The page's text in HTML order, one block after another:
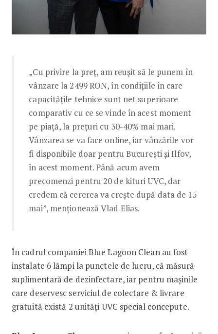
„Cu privire la preț, am reușit să le punem în
vânzare la 2499 RON, în condițiile în care
capacitățile tehnice sunt net superioare
comparativ cu ce se vinde în acest moment
pe piață, la prețuri cu 30-40% mai mari.
Vânzarea se va face online, iar vânzările vor
fi disponibile doar pentru București și Ilfov,
în acest moment. Până acum avem
precomenzi pentru 20 de kituri UVC, dar
credem că cererea va crește după data de 15
mai”, menționează Vlad Elias.
În cadrul companiei Blue Lagoon Clean au fost
instalate 6 lămpi la punctele de lucru, că măsură
suplimentară de dezinfectare, iar pentru mașinile
care deservesc serviciul de colectare & livrare
gratuită există 2 unități UVC special concepute.